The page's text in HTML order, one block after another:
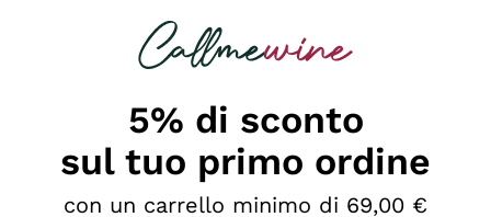
5% di sconto
sul tuo primo ordine
con un carrello minimo di 69,00 €